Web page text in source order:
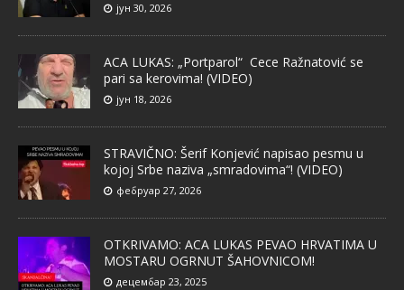
јун 30, 2026
ACA LUKAS: „Portparol“ Cece Ražnatović se
pari sa kerovima! (VIDEO)
јун 18, 2026
STRAVIČNO: Šerif Konjević napisao pesmu u
kojoj Srbe naziva „smradovima“! (VIDEO)
фебруар 27, 2026
OTKRIVAMO: ACA LUKAS PEVAO HRVATIMA U
MOSTARU OGRNUT ŠAHOVNICOM!
децембар 23, 2025